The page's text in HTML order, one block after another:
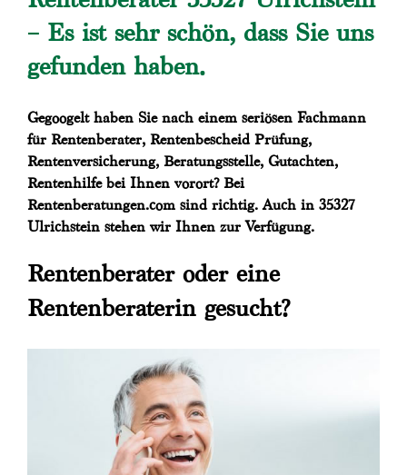
– Es ist sehr schön, dass Sie uns
gefunden haben.
Gegoogelt haben Sie nach einem seriösen Fachmann
für Rentenberater, Rentenbescheid Prüfung,
Rentenversicherung, Beratungsstelle, Gutachten,
Rentenhilfe bei Ihnen vorort? Bei
Rentenberatungen.com sind richtig. Auch in 35327
Ulrichstein stehen wir Ihnen zur Verfügung.
Rentenberater oder eine
Rentenberaterin gesucht?